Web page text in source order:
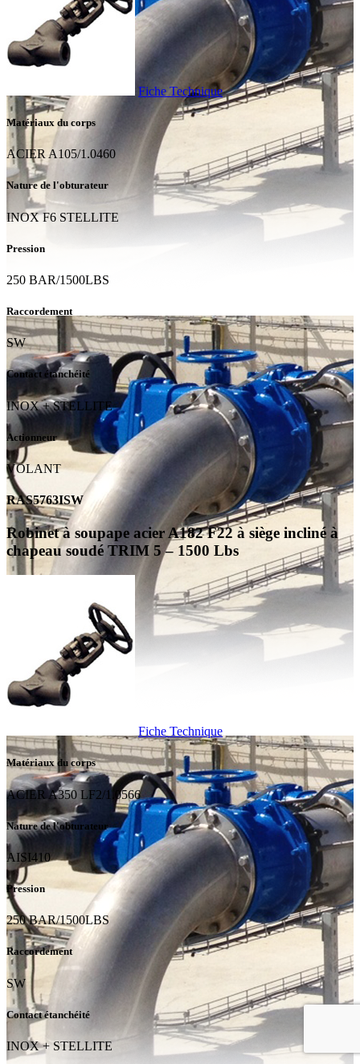
Fiche Technique
Matériaux du corps
ACIER A105/1.0460
Nature de l'obturateur
INOX F6 STELLITE
Pression
250 BAR/1500LBS
Raccordement
SW
Contact étanchéité
INOX + STELLITE
Actionneur
VOLANT
RAS5763ISW
Robinet à soupape acier A182 F22 à siège incliné à
chapeau soudé TRIM 5 – 1500 Lbs
Fiche Technique
Matériaux du corps
ACIER A350 LF2/1.0566
Nature de l'obturateur
AISI410
Pression
250 BAR/1500LBS
Raccordement
SW
Contact étanchéité
INOX + STELLITE